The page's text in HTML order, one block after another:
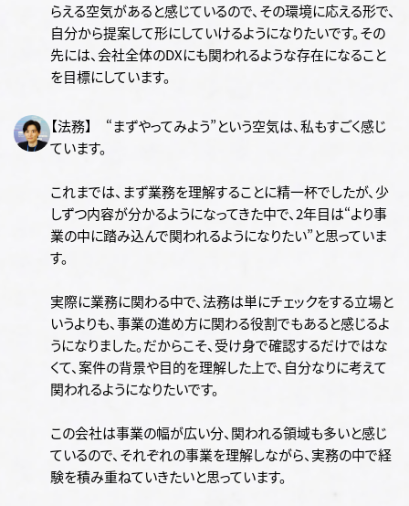
らえる空気があると感じているので、その環境に応える形で、
自分から提案して形にしていけるようになりたいです。その
先には、会社全体のDXにも関われるような存在になること
を目標にしています。
【法務】 “まずやってみよう”という空気は、私もすごく感じ
ています。
これまでは、まず業務を理解することに精一杯でしたが、少
しずつ内容が分かるようになってきた中で、2年目は“より事
業の中に踏み込んで関われるようになりたい”と思っていま
す。
実際に業務に関わる中で、法務は単にチェックをする立場と
いうよりも、事業の進め方に関わる役割でもあると感じるよ
うになりました。だからこそ、受け身で確認するだけではな
くて、案件の背景や目的を理解した上で、自分なりに考えて
関われるようになりたいです。
この会社は事業の幅が広い分、関われる領域も多いと感じ
ているので、それぞれの事業を理解しながら、実務の中で経
験を積み重ねていきたいと思っています。